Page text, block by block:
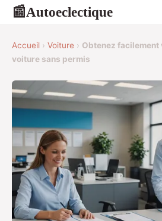
📰Autoeclectique
Accueil › Voiture › Obtenez
voiture sans permis